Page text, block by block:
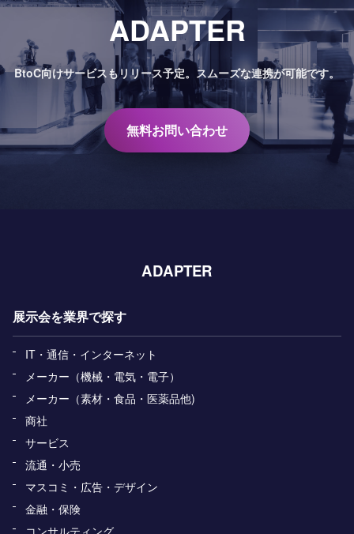
ADAPTER
BtoC向けサービスもリリース予定。 スムーズな連携が可能です。
無料お問い合わせ
ADAPTER
展示会を業界で探す
IT・通信・インターネット
メーカー（機械・電気・電子）
メーカー（素材・食品・医薬品他)
商社
サービス
流通・小売
マスコミ・広告・デザイン
金融・保険
コンサルティング